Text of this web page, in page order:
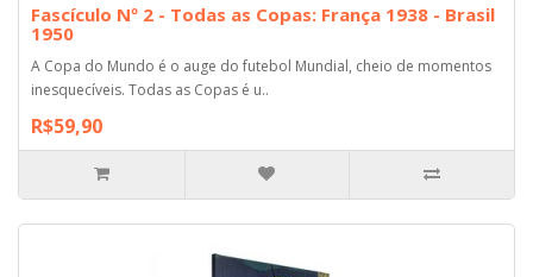
Fascículo Nº 2 - Todas as Copas: França 1938 - Brasil
1950
A Copa do Mundo é o auge do futebol Mundial, cheio de momentos
inesquecíveis. Todas as Copas é u..
R$59,90